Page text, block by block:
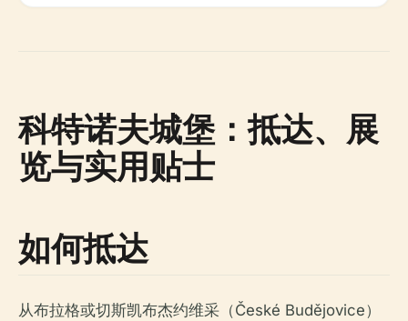
科特诺夫城堡：抵达、展
览与实用贴士
如何抵达
从布拉格或切斯凯布杰约维采（České Budějovice）